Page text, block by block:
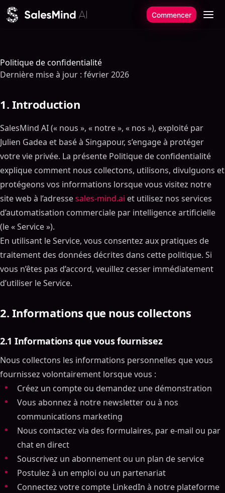
Aller au contenu
Commencer
Politique de confidentialité
Dernière mise à jour : février 2026
1. Introduction
SalesMind AI (« nous », « notre », « nos »), exploité par
Julien Gadea et basé à Singapour, s’engage à protéger
votre vie privée. La présente Politique de confidentialité
explique comment nous collectons, utilisons, divulguons et
protégeons vos informations lorsque vous visitez notre
site web à l’adressesales-mind.ai et utilisez nos services
d’automatisation commerciale par intelligence artificielle
(le « Service »).
En utilisant le Service, vous consentez aux pratiques de
traitement des données décrites dans cette politique. Si
vous n’êtes pas d’accord, veuillez cesser immédiatement
d’utiliser le Service.
2. Informations que nous collectons
2.1 Informations que vous fournissez
Nous collectons les informations personnelles que vous
fournissez volontairement lorsque vous :
Créez un compte ou demandez une démonstration
Vous abonnez à notre newsletter ou à nos
communications marketing
Nous contactez via des formulaires, par e-mail ou par
chat en direct
Souscrivez un abonnement ou un plan de service
Postulez à un emploi ou un partenariat
Connectez votre compte LinkedIn à notre plateforme